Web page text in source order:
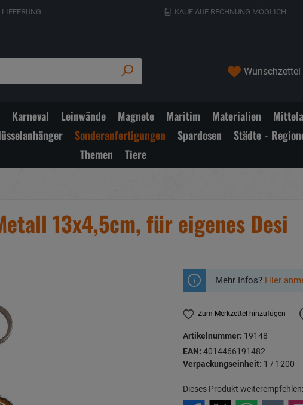
KAUF AUF RECHNUNG MÖGLICH
Wunschzettel
Karneval Leinwände Magnete Maritim Materialien
Sonderanfertigungen Spardosen Städte -
Themen
Tiere
13x4,5cm, für eigenes Desi
Mehr Infos? Hier
Zum Merkzettel hinzufügen
Artikelnummer: 19148
EAN: 4014466191482
Verpackungseinheit: 1 / 1200
Dieses Produkt weiterempfehlen: